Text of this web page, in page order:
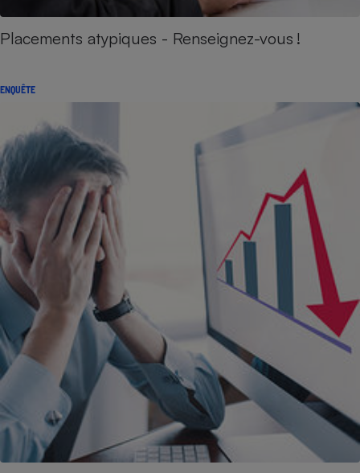
Placements atypiques - Renseignez-vous !
ENQUÊTE